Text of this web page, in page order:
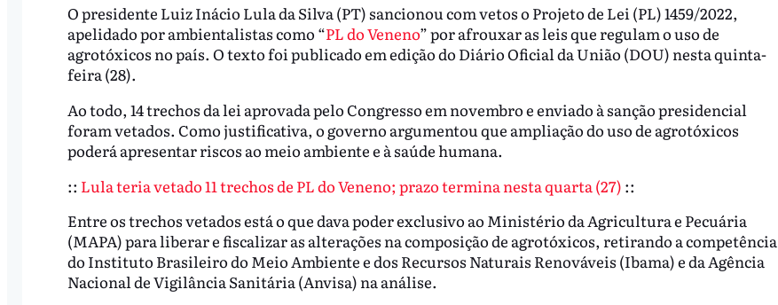
O presidente Luiz Inácio Lula da Silva (PT) sancionou com vetos o Projeto de Lei (PL) 1459/2022,
apelidado por ambientalistas como “PL do Veneno” por afrouxar as leis que regulam o uso de
agrotóxicos no país. O texto foi publicado em edição do Diário Oficial da União (DOU) nesta quinta-
feira (28).
Ao todo, 14 trechos da lei aprovada pelo Congresso em novembro e enviado à sanção presidencial
foram vetados. Como justificativa, o governo argumentou que ampliação do uso de agrotóxicos
poderá apresentar riscos ao meio ambiente e à saúde humana.
:: Lula teria vetado 11 trechos de PL do Veneno; prazo termina nesta quarta (27) ::
Entre os trechos vetados está o que dava poder exclusivo ao Ministério da Agricultura e Pecuária
(MAPA) para liberar e fiscalizar as alterações na composição de agrotóxicos, retirando a competência
do Instituto Brasileiro do Meio Ambiente e dos Recursos Naturais Renováveis (Ibama) e da Agência
Nacional de Vigilância Sanitária (Anvisa) na análise.